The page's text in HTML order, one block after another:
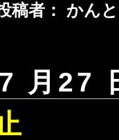
稿者： かん
月27